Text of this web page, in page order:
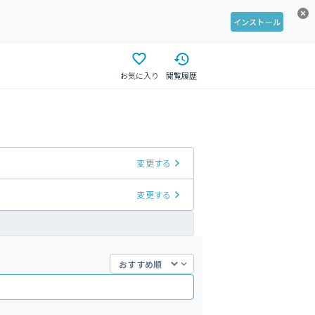
インストール
お気に入り 閲覧履歴
変更する
変更する